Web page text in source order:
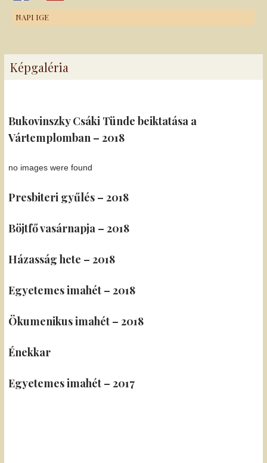
NAPI IGE
Képgaléria
Bukovinszky Csáki Tünde beiktatása a
Vártemplomban – 2018
no images were found
Presbiteri gyűlés – 2018
Böjtfő vasárnapja – 2018
Házasság hete – 2018
Egyetemes imahét – 2018
Ökumenikus imahét – 2018
Énekkar
Egyetemes imahét – 2017